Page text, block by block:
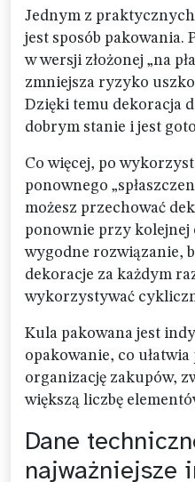
Jednym z
jest sposób pakowania.
w wersji złożonej „na
zmniejsza ryzyko
Dzięki temu dekoracja
dobrym stanie i jest
Co więcej, po
ponownego
możesz przechować
ponownie przy kolejnej
wygodne rozwiązanie,
dekoracje za każdym
wykorzystywać
Kula pakowana jest
opakowanie, co
organizację zakupów,
większą liczbę
Dane
najważniejsze